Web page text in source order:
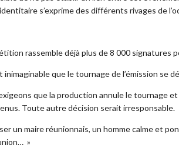
s’exprime des différents rivages de
rassemble déjà plus de 8 000 signatures
inimaginable que le tournage de l’émission se
que la production annule le tournage
Toute autre décision serait irresponsable.
un maire réunionnais, un homme calme et
»